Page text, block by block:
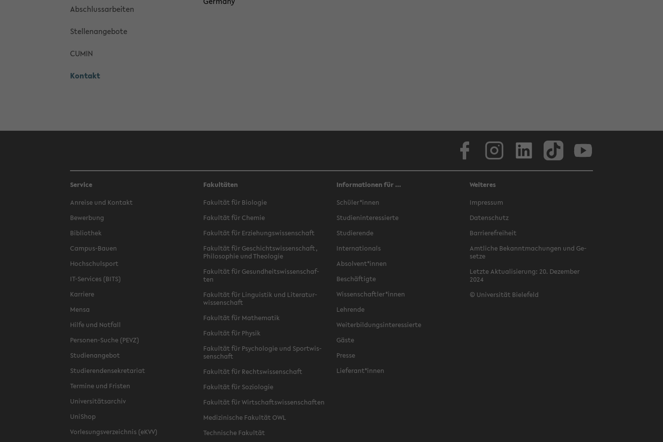
Ab­schluss­ar­bei­ten
Stel­len­an­ge­bo­te
CUMIN
Kon­takt
Face­book
Service
An­rei­se und Kon­takt
Be­wer­bung
Bi­blio­thek
Campus-​Bauen
Hoch­schul­sport
IT-​Services (BITS)
Kar­rie­re
Mensa
Hilfe und Not­fall
Personen-​Suche (PEVZ)
Stu­di­en­an­ge­bot
Stu­die­ren­den­se­kre­ta­ri­at
Ter­mi­ne und Fris­ten
Uni­ver­si­täts­ar­chiv
Uni­Shop
Vor­le­sungs­ver­zeich­nis (eKVV)
Fakultäten
Fa­kul­tät für Bio­lo­gie
Fa­kul­tät für Che­mie
Fa­kul­tät für Er­zie­hungs­wis­sen­schaft
Fa­kul­tät für Ge­schichts­wis­sen­schaft,
Phi­lo­so­phie und Theo­lo­gie
Fa­kul­tät für Ge­sund­heits­wis­sen­schaf­
ten
Fa­kul­tät für Lin­gu­is­tik und Li­te­ra­tur­
wis­sen­schaft
Fa­kul­tät für Ma­the­ma­tik
Fa­kul­tät für Phy­sik
Fa­kul­tät für Psy­cho­lo­gie und Sport­wis­
sen­schaft
Fa­kul­tät für Rechts­wis­sen­schaft
Fa­kul­tät für So­zio­lo­gie
Fa­kul­tät für Wirt­schafts­wis­sen­schaf­ten
Me­di­zi­ni­sche Fa­kul­tät OWL
Tech­ni­sche Fa­kul­tät
Informationen für ...
Schü­ler*innen
Stu­di­en­in­ter­es­sier­te
Stu­die­ren­de
In­ter­na­tio­nals
Ab­sol­vent*innen
Be­schäf­tig­te
Wis­sen­schaft­ler*innen
Leh­ren­de
Wei­ter­bil­dungs­in­ter­es­sier­te
Gäste
Pres­se
Lie­fe­rant*innen
Weiteres
Im­pres­sum
Da­ten­schutz
Bar­rie­re­frei­heit
Amt­li­che Be­kannt­ma­chun­gen und Ge­
set­ze
Letz­te Ak­tua­li­sie­rung: 20. De­zem­ber
2024
© Uni­ver­si­tät Bie­le­feld